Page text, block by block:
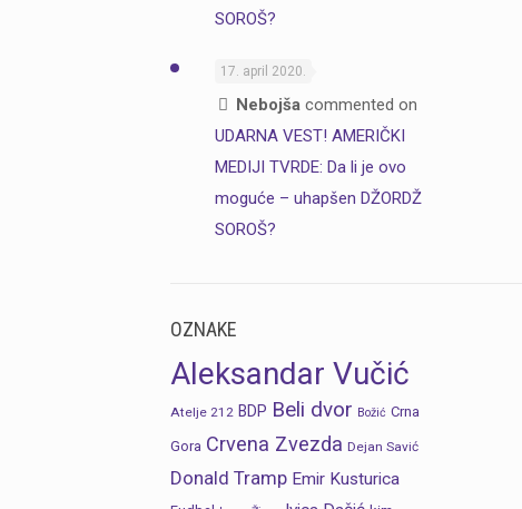
SOROŠ?
17. april 2020.
Nebojšacommented on
UDARNA VEST! AMERIČKI
MEDIJI TVRDE: Da li je ovo
moguće – uhapšen DŽORDŽ
SOROŠ?
OZNAKE
Aleksandar Vučić
Atelje 212 BDP Beli dvor Božić Crna
Gora Crvena Zvezda Dejan Savić
Donald Tramp Emir Kusturica